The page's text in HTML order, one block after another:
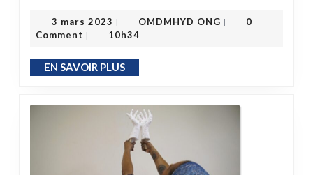
3 mars 2023 | OMDMHYD ONG |
0
Comment | 10h34
EN SAVOIR PLUSEN SAVOIR PLUS